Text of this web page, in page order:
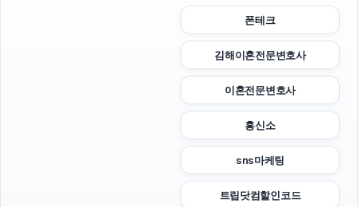
폰테크
김해이혼전문변호사
이혼전문변호사
흥신소
sns마케팅
트립닷컴할인코드